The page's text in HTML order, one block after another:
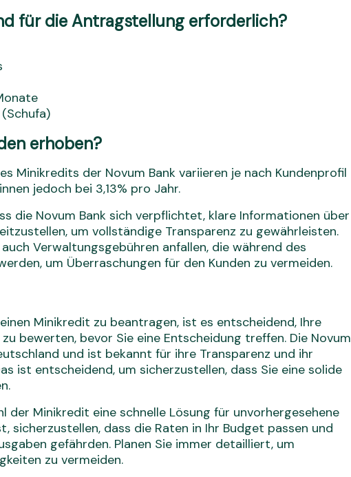
für die Antragstellung erforderlich?
erhoben?
Minikredits der Novum Bank variieren je nach Kundenprofil
jedoch bei 3,13% pro Jahr.
die Novum Bank sich verpflichtet, klare Informationen über
um vollständige Transparenz zu gewährleisten.
Verwaltungsgebühren anfallen, die während des
um Überraschungen für den Kunden zu vermeiden.
Minikredit zu beantragen, ist es entscheidend, Ihre
bewerten, bevor Sie eine Entscheidung treffen. Die Novum
und ist bekannt für ihre Transparenz und ihr
ist entscheidend, um sicherzustellen, dass Sie eine solide
der Minikredit eine schnelle Lösung für unvorhergesehene
sicherzustellen, dass die Raten in Ihr Budget passen und
gefährden. Planen Sie immer detailliert, um
zu vermeiden.